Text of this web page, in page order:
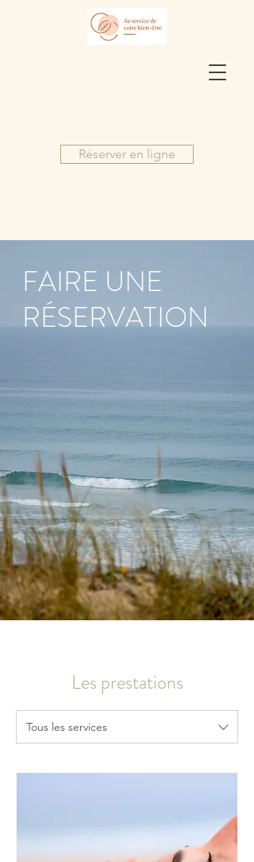
Réserver en ligne
FAIRE UNE
RÉSERVATION
Les prestations
Tous les services